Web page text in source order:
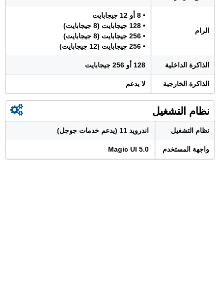
الرام
• 8 أو 12 جيجابايت
• 128 جيجابايت (8 جيجابايت)
• 256 جيجابايت (8 جيجابايت)
• 256 جيجابايت (12 جيجابايت)
الذاكرة الداخلية 128 أو 256 جيجابايت
الذاكرة الخارجية لا يدعم
نظام التشغيل
نظام التشغيل اندرويد 11 (يدعم خدمات جوجل)
واجهة المستخدم Magic UI 5.0